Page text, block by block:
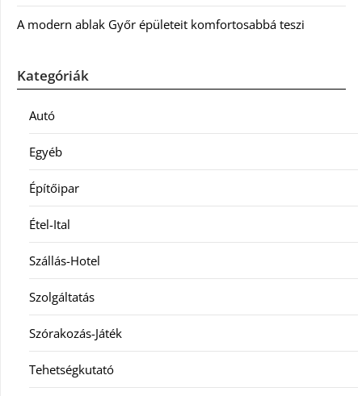
A modern ablak Győr épületeit komfortosabbá teszi
Kategóriák
Autó
Egyéb
Építőipar
Étel-Ital
Szállás-Hotel
Szolgáltatás
Szórakozás-Játék
Tehetségkutató